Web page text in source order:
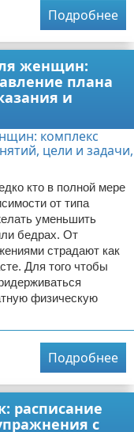
Подробнее
женщин:
плана
и
кто в полной мере
от типа
уменьшить
бедрах. От
страдают как
Для того чтобы
физическую
Подробнее
расписание
с